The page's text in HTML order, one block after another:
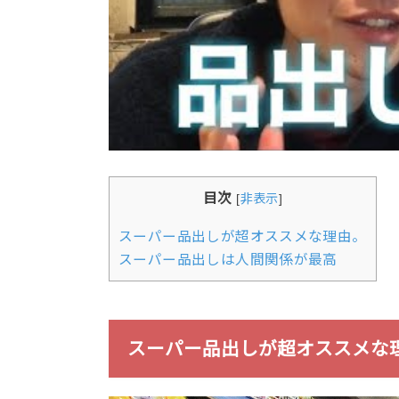
目次 [非表示]
スーパー品出しが超オススメな理由。
スーパー品出しは人間関係が最高
スーパー品出しが超オススメな